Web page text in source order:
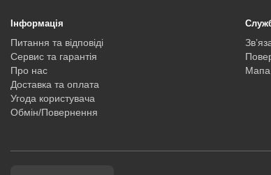
Інформація
Питання та відповіді
Сервис та гарантія
Про нас
Доставка та оплата
Угода користувача
Обмін/Повернення
Мапа